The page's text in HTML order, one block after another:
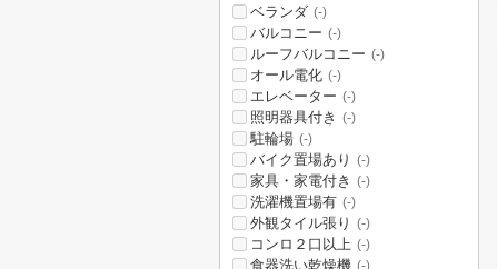
ベランダ (-)
バルコニー (-)
ルーフバルコニー (-)
オール電化 (-)
エレベーター (-)
照明器具付き (-)
駐輪場 (-)
バイク置場あり (-)
家具・家電付き (-)
洗濯機置場有 (-)
外観タイル張り (-)
コンロ２口以上 (-)
食器洗い乾燥機 (-)